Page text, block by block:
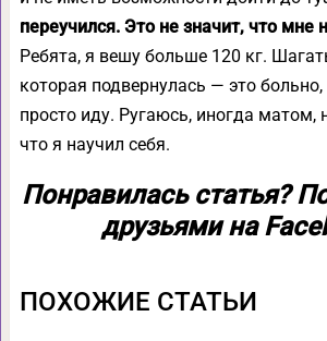
переучился. Это не значит, что мне
Ребята, я вешу больше 120 кг.
которая подвернулась — это больно,
просто иду. Ругаюсь, иногда матом,
что я научил себя.
Понравилась статья?
друзьями на
ПОХОЖИЕ СТАТЬИ